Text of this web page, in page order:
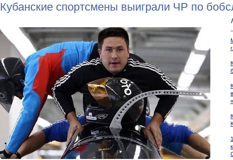
Кубанские спортсмены выиграли ЧР по